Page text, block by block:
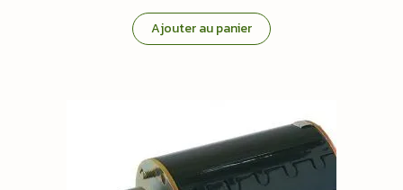
Ajouter au panier